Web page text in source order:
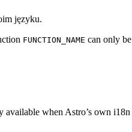
języku.
FUNCTION_NAME can only
available when Astro’s own